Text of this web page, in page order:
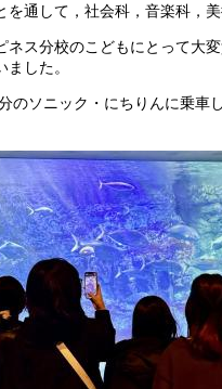
通して，社会科，音楽科，美
ス分校のこどもにとって大
した。
ソニック・にちりんに乗車